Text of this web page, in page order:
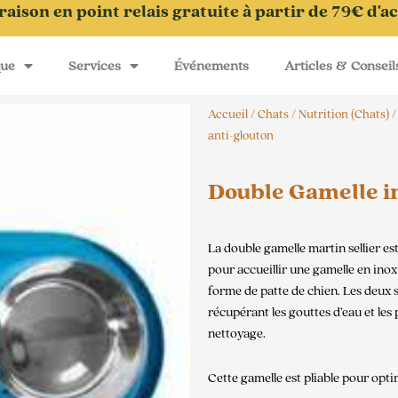
en point relais gratuite à partir de 79€
Services Événements Articles &
Accueil/Chats/Nutrition (Chats)/
anti-glouton
Double Gamelle
La double gamelle martin sellier
pour accueillir une gamelle en
forme de patte de chien. Les deux
récupérant les gouttes d’eau et
nettoyage.
Cette gamelle est pliable pour